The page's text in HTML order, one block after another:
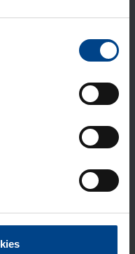
P160 3N
si­sä­asen­nus
P160 si­sä­